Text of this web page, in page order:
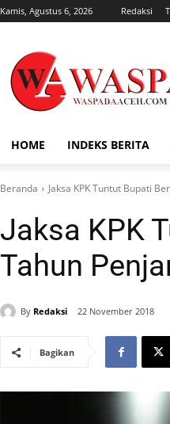
Kamis, Agustus 6, 2026 Redaksi
HOME INDEKS BERITA
Beranda Jaksa KPK Tuntut Bupati
Jaksa KPK
Tahun
By Redaksi 22 November 2018
Bagikan